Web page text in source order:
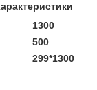
1300
500
299*1300